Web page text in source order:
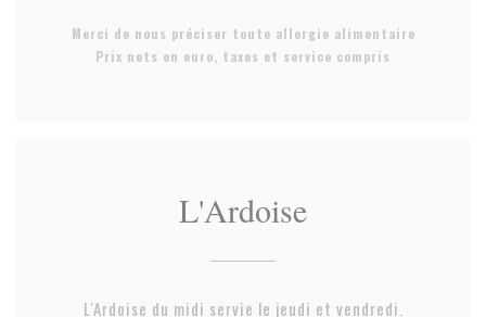
Merci de nous préciser toute allergie alimentaire
Prix nets en euro, taxes et service compris
L'Ardoise
L'Ardoise du midi servie le jeudi et vendredi.